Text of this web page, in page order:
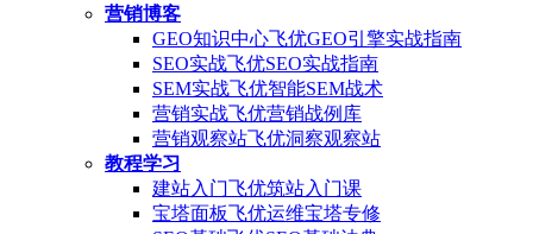
营销博客
GEO知识中心飞优GEO引擎实战指南
SEO实战飞优SEO实战指南
SEM实战飞优智能SEM战术
营销实战飞优营销战例库
营销观察站飞优洞察观察站
教程学习
建站入门飞优筑站入门课
宝塔面板飞优运维宝塔专修